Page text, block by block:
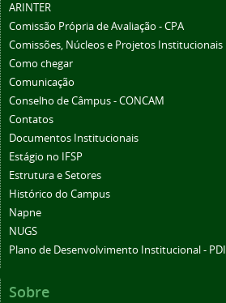
ARINTER
Comissão Própria de Avaliação - CPA
Comissões, Núcleos e Projetos Institucionais
Como chegar
Comunicação
Conselho de Câmpus - CONCAM
Contatos
Documentos Institucionais
Estágio no IFSP
Estrutura e Setores
Histórico do Campus
Napne
NUGS
Plano de Desenvolvimento Institucional - PDI
Sobre